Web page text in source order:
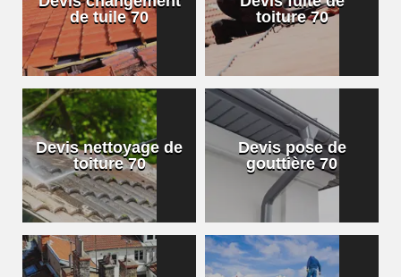
de tuile 70
toiture 70
Devis nettoyage de
toiture 70
Devis pose de
gouttière 70